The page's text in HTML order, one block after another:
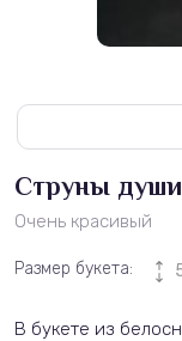
Струны души
Очень красивый
Размер букета:
В букете из